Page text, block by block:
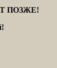
ПОЗЖЕ!